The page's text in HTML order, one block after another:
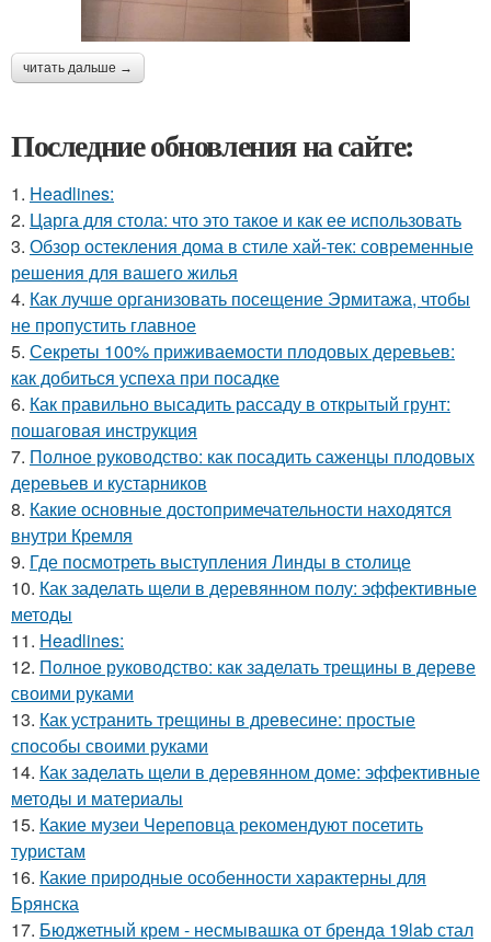
читать дальше →
Последние обновления на сайте:
1. Headlines:
2. Царга для стола: что это такое и как ее использовать
3. Обзор остекления дома в стиле хай-тек: современные
решения для вашего жилья
4. Как лучше организовать посещение Эрмитажа, чтобы
не пропустить главное
5. Секреты 100% приживаемости плодовых деревьев:
как добиться успеха при посадке
6. Как правильно высадить рассаду в открытый грунт:
пошаговая инструкция
7. Полное руководство: как посадить саженцы плодовых
деревьев и кустарников
8. Какие основные достопримечательности находятся
внутри Кремля
9. Где посмотреть выступления Линды в столице
10. Как заделать щели в деревянном полу: эффективные
методы
11. Headlines:
12. Полное руководство: как заделать трещины в дереве
своими руками
13. Как устранить трещины в древесине: простые
способы своими руками
14. Как заделать щели в деревянном доме: эффективные
методы и материалы
15. Какие музеи Череповца рекомендуют посетить
туристам
16. Какие природные особенности характерны для
Брянска
17. Бюджетный крем - несмывашка от бренда 19lab стал